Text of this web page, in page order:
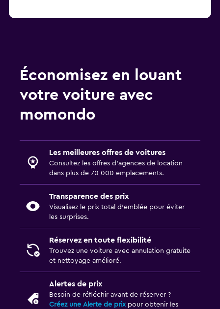
Économisez en louant
votre voiture avec
momondo
Les meilleures offres de voitures
Consultez les offres d’agences de location
dans plus de 70 000 emplacements.
Transparence des prix
Visualisez le prix total d’emblée pour éviter
les surprises.
Réservez en toute flexibilité
Trouvez une voiture avec annulation gratuite
et nettoyage amélioré.
Alertes de prix
Besoin de réfléchir avant de réserver ?
Créez une Alerte de prixpour obtenir les